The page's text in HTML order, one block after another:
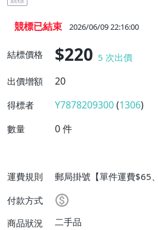
競標已結束 2026/06/09 22:16:00
結標價格 $220 5 次出價
出價增額
20
得標者 Y7878209300(1306)
數量 0件
運費規則
郵局掛號【單件運費$65
免運費】
付款方式
商品狀況
二手品